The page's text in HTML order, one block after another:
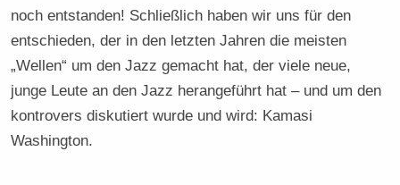
noch entstanden! Schließlich haben wir uns für den
entschieden, der in den letzten Jahren die meisten
„Wellen“ um den Jazz gemacht hat, der viele neue,
junge Leute an den Jazz herangeführt hat – und um den
kontrovers diskutiert wurde und wird: Kamasi
Washington.